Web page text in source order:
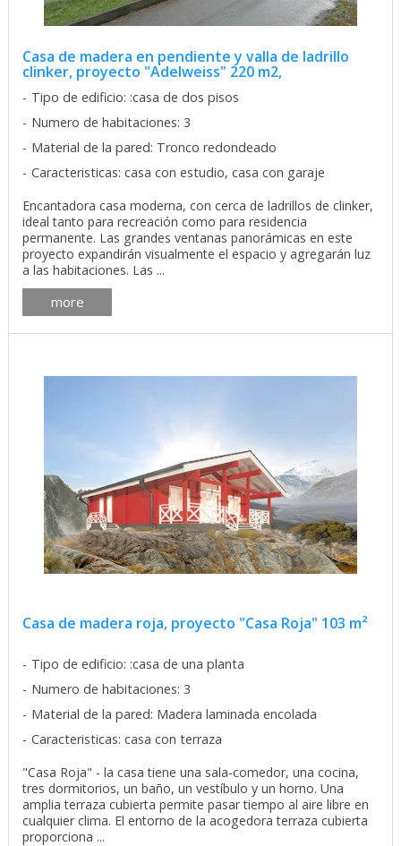
Casa de madera en pendiente y valla de ladrillo
clinker, proyecto "Adelweiss" 220 m2,
Tipo de edificio: :casa de dos pisos
Numero de habitaciones: 3
Material de la pared: Tronco redondeado
Caracteristicas: casa con estudio, casa con garaje
Encantadora casa moderna, con cerca de ladrillos de clinker,
ideal tanto para recreación como para residencia
permanente. Las grandes ventanas panorámicas en este
proyecto expandirán visualmente el espacio y agregarán luz
a las habitaciones. Las ...
more
Casa de madera roja, proyecto "Casa Roja" 103 m²
Tipo de edificio: :casa de una planta
Numero de habitaciones: 3
Material de la pared: Madera laminada encolada
Caracteristicas: casa con terraza
"Casa Roja" - la casa tiene una sala-comedor, una cocina,
tres dormitorios, un baño, un vestíbulo y un horno. Una
amplia terraza cubierta permite pasar tiempo al aire libre en
cualquier clima. El entorno de la acogedora terraza cubierta
proporciona ...